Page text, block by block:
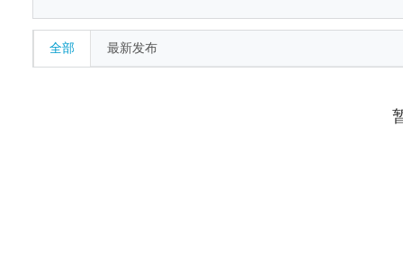
全部 最新发布